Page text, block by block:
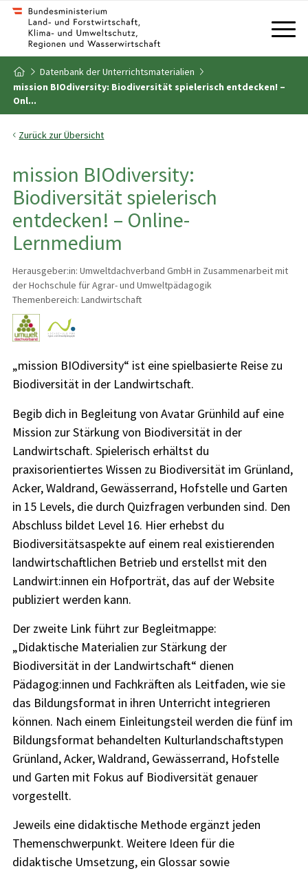
Zum Inhalt
Zum Inhaltsverzeichnis
Zur Startseite
Datenbank der Unterrichtsmaterialien
mission BIOdiversity: Biodiversität spielerisch entdecken! –
Onl...
Zurück zur Übersicht
mission BIOdiversity:
Biodiversität spielerisch
entdecken! – Online-
Lernmedium
Herausgeber:in: Umweltdachverband GmbH in Zusammenarbeit mit
der Hochschule für Agrar- und Umweltpädagogik
Themenbereich: Landwirtschaft
„mission BIOdiversity“ ist eine spielbasierte Reise zu
Biodiversität in der Landwirtschaft.
Begib dich in Begleitung von Avatar Grünhild auf eine
Mission zur Stärkung von Biodiversität in der
Landwirtschaft. Spielerisch erhältst du
praxisorientiertes Wissen zu Biodiversität im Grünland,
Acker, Waldrand, Gewässerrand, Hofstelle und Garten
in 15 Levels, die durch Quizfragen verbunden sind. Den
Abschluss bildet Level 16. Hier erhebst du
Biodiversitätsaspekte auf einem real existierenden
landwirtschaftlichen Betrieb und erstellst mit den
Landwirt:innen ein Hofporträt, das auf der Website
publiziert werden kann.
Der zweite Link führt zur Begleitmappe:
„Didaktische Materialien zur Stärkung der
Biodiversität in der Landwirtschaft“ dienen
Pädagog:innen und Fachkräften als Leitfaden, wie sie
das Bildungsformat in ihren Unterricht integrieren
können. Nach einem Einleitungsteil werden die fünf im
Bildungsformat behandelten Kulturlandschaftstypen
Grünland, Acker, Waldrand, Gewässerrand, Hofstelle
und Garten mit Fokus auf Biodiversität genauer
vorgestellt.
Jeweils eine didaktische Methode ergänzt jeden
Themenschwerpunkt. Weitere Ideen für die
didaktische Umsetzung, ein Glossar sowie